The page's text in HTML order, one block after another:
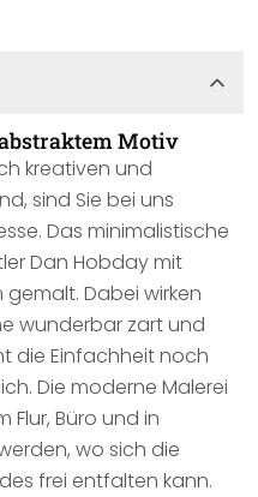
Motiv
kreativen und
sind Sie bei uns
Das minimalistische
Dan Hobday mit
Dabei wirken
wunderbar zart und
die Einfachheit noch
Die moderne Malerei
Flur, Büro und in
wo sich die
frei entfalten kann.